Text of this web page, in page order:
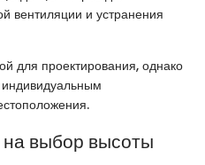
вентиляции и устранения
для проектирования, однако
индивидуальным
выбор высоты